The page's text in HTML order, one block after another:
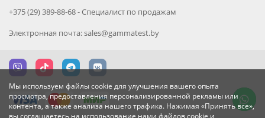
Мы используем файлы cookie для улучшения вашего опыта
просмотра, предоставления персонализированной рекламы или
контента, а также анализа нашего трафика. Нажимая «Принять все»,
вы соглашаетесь на использование нами файлов cookie и
+375 (29) 389-88-68 - Специалист по продажам
Электронная почта: sales@gammatest.by